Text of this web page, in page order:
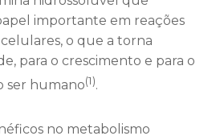
importante em reações
o que a torna
para o crescimento e para o
ser humano(1).
no metabolismo